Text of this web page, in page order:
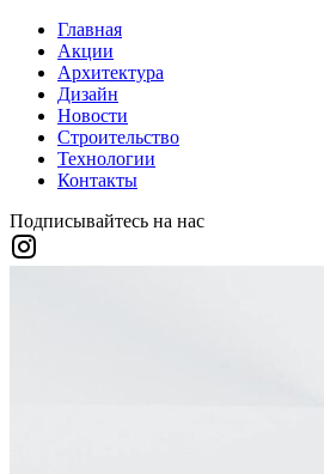
Главная
Акции
Архитектура
Дизайн
Новости
Строительство
Технологии
Контакты
Подписывайтесь на нас